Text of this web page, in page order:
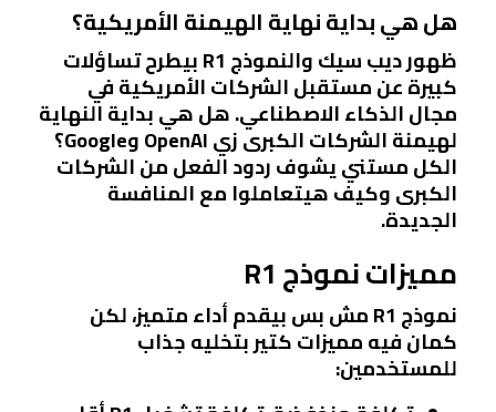
هل هي بداية نهاية الهيمنة الأمريكية؟
ظهور ديب سيك والنموذج R1 بيطرح تساؤلات
كبيرة عن مستقبل الشركات الأمريكية في
مجال الذكاء الاصطناعي. هل هي بداية النهاية
لهيمنة الشركات الكبرى زي OpenAI وGoogle؟
الكل مستني يشوف ردود الفعل من الشركات
الكبرى وكيف هيتعاملوا مع المنافسة
الجديدة.
مميزات نموذج R1
نموذج R1 مش بس بيقدم أداء متميز، لكن
كمان فيه مميزات كتير بتخليه جذاب
للمستخدمين: